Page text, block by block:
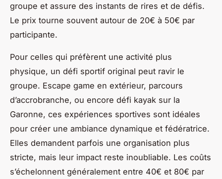
groupe et assure des instants de rires et de défis.
Le prix tourne souvent autour de 20€ à 50€ par
participante.
Pour celles qui préfèrent une activité plus
physique, un défi sportif original peut ravir le
groupe. Escape game en extérieur, parcours
d’accrobranche, ou encore défi kayak sur la
Garonne, ces expériences sportives sont idéales
pour créer une ambiance dynamique et fédératrice.
Elles demandent parfois une organisation plus
stricte, mais leur impact reste inoubliable. Les coûts
s’échelonnent généralement entre 40€ et 80€ par